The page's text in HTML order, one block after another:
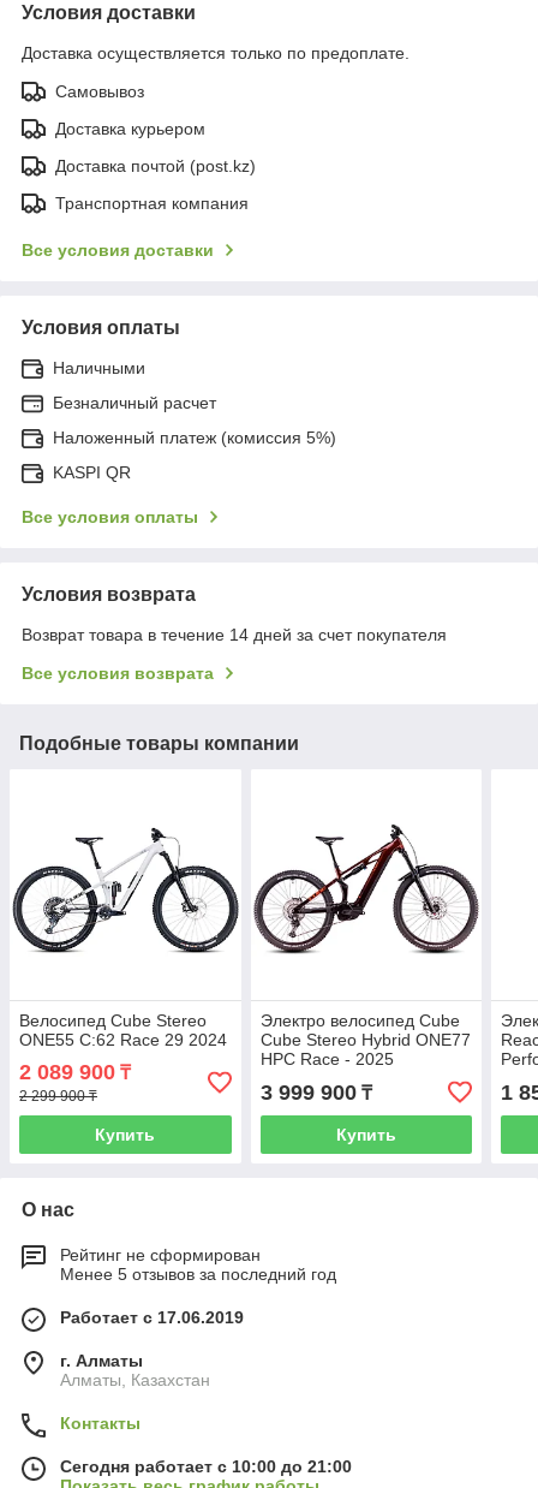
Условия доставки
Доставка осуществляется только по предоплате.
Самовывоз
Доставка курьером
Доставка почтой (post.kz)
Транспортная компания
Все условия доставки
Условия оплаты
Наличными
Безналичный расчет
Наложенный платеж (комиссия 5%)
KASPI QR
Все условия оплаты
Условия возврата
Возврат товара в течение 14 дней за счет покупателя
Все условия возврата
Подобные товары компании
Велосипед Cube Stereo
ONE55 C:62 Race 29 2024
2 089 900 ₸
2 299 900 ₸
Купить
Электро велосипед Cube
Cube Stereo Hybrid ONE77
HPC Race - 2025
3 999 900₸
Купить
1
О нас
Рейтинг не сформирован
Менее 5 отзывов за последний год
Работает с 17.06.2019
г. Алматы
Алматы, Казахстан
Контакты
Сегодня работает с 10:00 до 21:00